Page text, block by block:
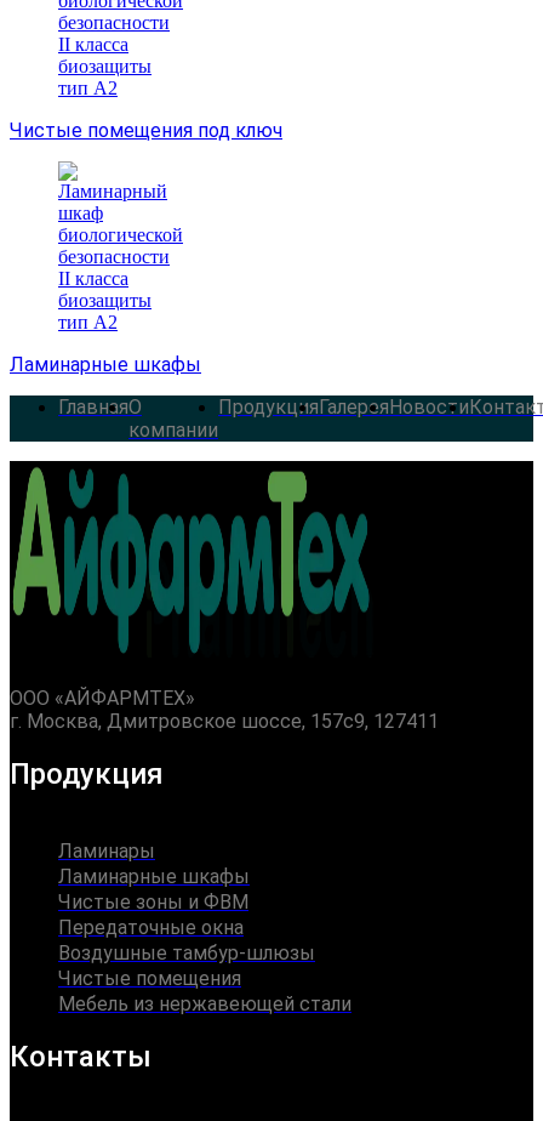
Чистые помещения под ключ
Ламинарные шкафы
ГлавнаяО
компании
Продукция Галерея Новости
ООО «АЙФАРМТЕХ»
г. Москва, Дмитровское шоссе, 157с9, 127411
Продукция
Ламинары
Ламинарные шкафы
Чистые зоны и ФВМ
Передаточные окна
Воздушные тамбур-шлюзы
Чистые помещения
Мебель из нержавеющей стали
Контакты